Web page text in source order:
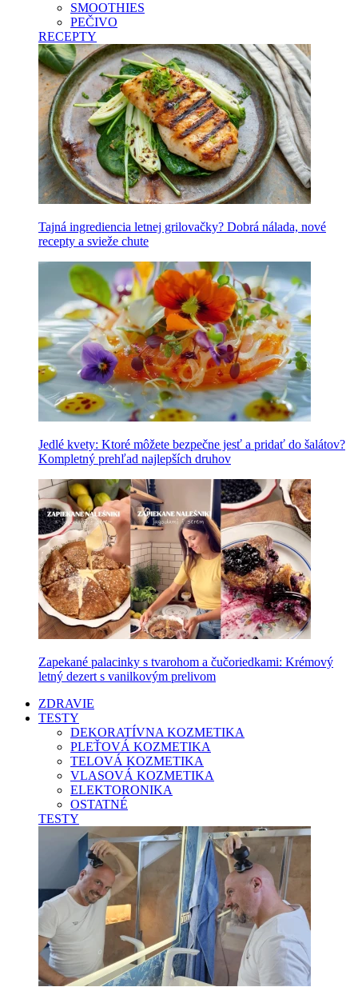
SMOOTHIES
PEČIVO
RECEPTY
Tajná ingrediencia letnej grilovačky? Dobrá nálada, nové
recepty a svieže chute
Jedlé kvety: Ktoré môžete bezpečne jesť a pridať do šalátov?
Kompletný prehľad najlepších druhov
Zapekané palacinky s tvarohom a čučoriedkami: Krémový
letný dezert s vanilkovým prelivom
ZDRAVIE
TESTY
DEKORATÍVNA KOZMETIKA
PLEŤOVÁ KOZMETIKA
TELOVÁ KOZMETIKA
VLASOVÁ KOZMETIKA
ELEKTORONIKA
OSTATNÉ
TESTY